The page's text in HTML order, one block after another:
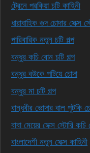
ট্রেনে পরকিয়া চটি কাহিনী
ধারাবাহিক গুদ চোদার সেক্স
পারিবারিক নতুন চটি গল্প
বন্ধুর কচি বোন চটি গল্প
বন্ধুর বউকে পটিয়ে চোদা
বন্ধুর মা চটি গল্প
বান্ধবীর ভোদার বাল পুটকি
বাবা মেয়ের সেক্স স্টোরি কচি
বাংলাদেশী নতুন সেক্স কাহিনী